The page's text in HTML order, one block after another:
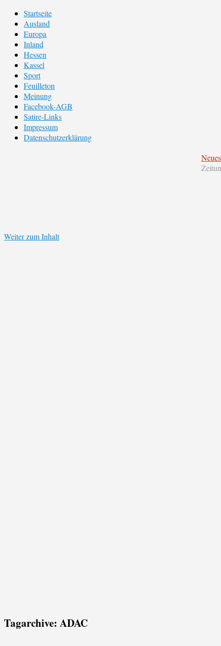
Startseite
Ausland
Europa
Inland
Hessen
Kassel
Sport
Feuilleton
Meinung
Facebook-AGB
Satire-Links
Impressum
Datenschutzerklärung
Weiter zum Inhalt
Tagarchive: ADAC